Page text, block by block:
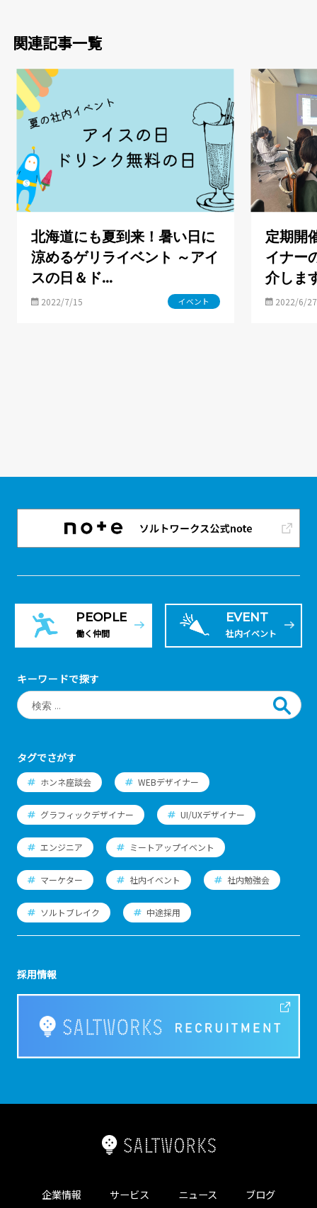
関連記事一覧
北海道にも夏到来！暑い日に
涼めるゲリライベント ～アイ
スの日＆ド…
2022/7/15 イベント
定期開
イナー
介しま
2022/6/27
PEOPLE
働く仲間
EVENT
社内イベント
キーワードで探す
タグでさがす
ホンネ座談会 WEBデザイナー
グラフィックデザイナー UI/UXデザイナー
エンジニア ミートアップイベント
マーケター 社内イベント 社内勉強会
ソルトブレイク 中途採用
採用情報
企業情報 サービス ニュース ブログ